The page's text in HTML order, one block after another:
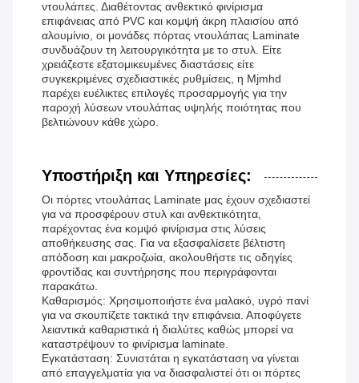
ντουλάπες. Διαθέτοντας ανθεκτικό φινίρισμα
επιφάνειας από PVC και κομψή άκρη πλαισίου από
αλουμίνιο, οι μονάδες πόρτας ντουλάπας Laminate
συνδυάζουν τη λειτουργικότητα με το στυλ. Είτε
χρειάζεστε εξατομικευμένες διαστάσεις είτε
συγκεκριμένες σχεδιαστικές ρυθμίσεις, η Mjmhd
παρέχει ευέλικτες επιλογές προσαρμογής για την
παροχή λύσεων ντουλάπας υψηλής ποιότητας που
βελτιώνουν κάθε χώρο.
Υποστήριξη και Υπηρεσίες:
Οι πόρτες ντουλάπας Laminate μας έχουν σχεδιαστεί
για να προσφέρουν στυλ και ανθεκτικότητα,
παρέχοντας ένα κομψό φινίρισμα στις λύσεις
αποθήκευσης σας. Για να εξασφαλίσετε βέλτιστη
απόδοση και μακροζωία, ακολουθήστε τις οδηγίες
φροντίδας και συντήρησης που περιγράφονται
παρακάτω.
Καθαρισμός: Χρησιμοποιήστε ένα μαλακό, υγρό πανί
για να σκουπίζετε τακτικά την επιφάνεια. Αποφύγετε
λειαντικά καθαριστικά ή διαλύτες καθώς μπορεί να
καταστρέψουν το φινίρισμα laminate.
Εγκατάσταση: Συνιστάται η εγκατάσταση να γίνεται
από επαγγελματία για να διασφαλιστεί ότι οι πόρτες